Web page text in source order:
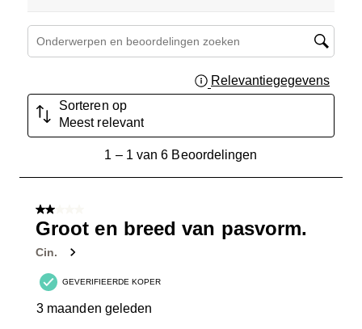
Onderwerpen en beoordelingen zoeken per regio
Relevantiegegevens
Sorteren op
Meest relevant
van
Beoordelingen.
1 – 1 van 6 Beoordelingen
2 van 5 sterren.
Groot en breed van pasvorm.
Cin.
GEVERIFIEERDE KOPER
3 maanden geleden